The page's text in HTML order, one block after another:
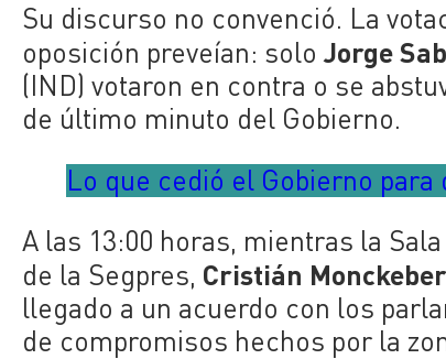
Su discurso no convenció. La
oposición preveían: soloJorge
(IND) votaron en contra o se
de último minuto del Gobierno.
Lo que cedió el Gobierno
A las 13:00 horas, mientras la
de la Segpres, Cristián
llegado a un acuerdo con los
de compromisos hechos por la